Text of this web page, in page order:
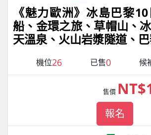
《魅力歐洲》冰島巴黎
船、金環之旅、草帽山、
天溫泉、火山岩漿隧道、
機位26 已售0 候
售價
報名